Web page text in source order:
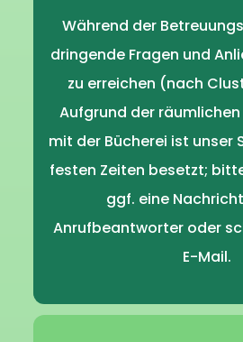
Während der
dringende Fragen und
zu erreichen (nach
Aufgrund der
mit der Bücherei ist unser
festen Zeiten besetzt;
ggf. eine
Anrufbeantworter oder
E-Mail.